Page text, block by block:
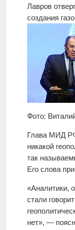
Версия для
Лавров
создания
Фото:
Глава МИД
никакой
так
Его слова
«Аналитики,
стали
нет», —